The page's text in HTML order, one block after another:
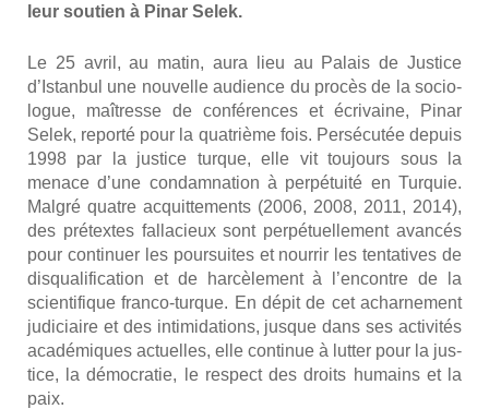
leur sou­tien à Pinar Selek.
Le 25 avril, au matin, aura lieu au Palais de Jus­tice
d’Istanbul une nou­velle audience du pro­cès de la socio­
logue, maî­tresse de confé­rences et écri­vaine, Pinar
Selek, repor­té pour la qua­trième fois. Per­sé­cu­tée depuis
1998 par la jus­tice turque, elle vit tou­jours sous la
menace d’une condam­na­tion à per­pé­tui­té en Tur­quie.
Mal­gré quatre acquit­te­ments (2006, 2008, 2011, 2014),
des pré­textes fal­la­cieux sont per­pé­tuel­le­ment avan­cés
pour conti­nuer les pour­suites et nour­rir les ten­ta­tives de
dis­qua­li­fi­ca­tion et de har­cè­le­ment à l’encontre de la
scien­ti­fique fran­co-turque. En dépit de cet achar­ne­ment
judi­ciaire et des inti­mi­da­tions, jusque dans ses acti­vi­tés
aca­dé­miques actuelles, elle conti­nue à lut­ter pour la jus­
tice, la démo­cra­tie, le res­pect des droits humains et la
paix.